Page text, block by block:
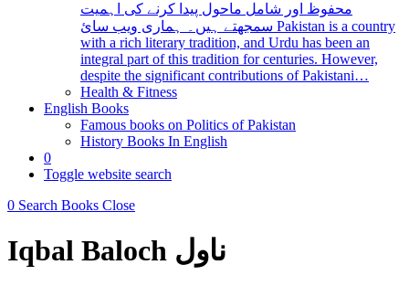
محفوظ اور شامل ماحول پیدا کرنے کی اہمیت
سمجھتے ہیں۔ ہماری ویب سائ Pakistan is a country
with a rich literary tradition, and Urdu has been an
integral part of this tradition for centuries. However,
despite the significant contributions of Pakistani…
Health & Fitness
English Books
Famous books on Politics of Pakistan
History Books In English
0
Toggle website search
0 Search Books Close
Iqbal Baloch ناول